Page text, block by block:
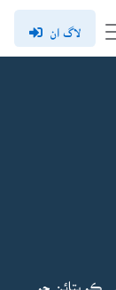
لاگ ان
ڪويتائن جو